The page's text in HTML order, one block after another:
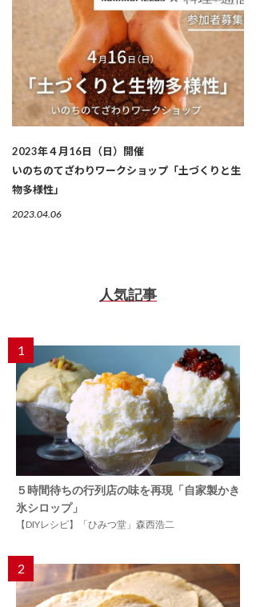
2023年４月16日（日）開催
いのちのてざわりワークショップ「土づくりと生
物多様性」
2023.04.06
人気記事
1
５時間待ちの行列店の味を再現「自家製かき
氷シロップ」
【DIYレシピ】「ひみつ堂」森西浩二
2